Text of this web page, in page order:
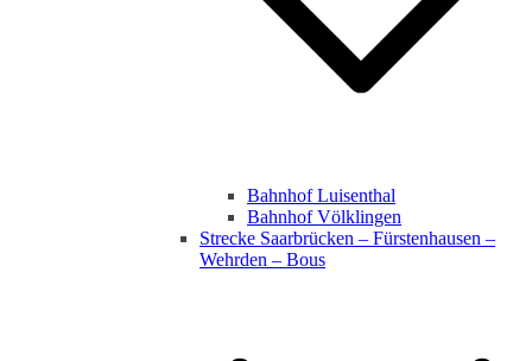
Bahnhof Luisenthal
Bahnhof Völklingen
Strecke Saarbrücken – Fürstenhausen –
Wehrden – Bous